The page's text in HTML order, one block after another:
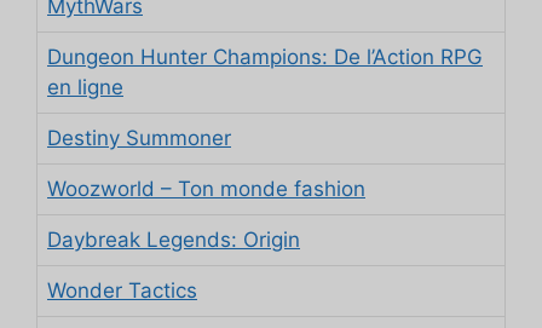
MythWars
Dungeon Hunter Champions: De l’Action RPG
en ligne
Destiny Summoner
Woozworld – Ton monde fashion
Daybreak Legends: Origin
Wonder Tactics